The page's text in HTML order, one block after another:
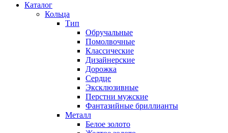
Каталог
Кольца
Тип
Обручальные
Помолвочные
Классические
Дизайнерские
Дорожка
Сердце
Эксклюзивные
Перстни мужские
Фантазийные бриллианты
Металл
Белое золото